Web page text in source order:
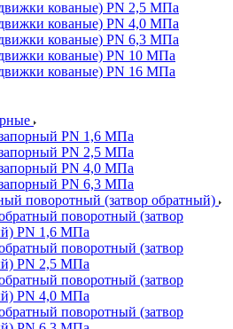
кованые) PN 2,5 МПа
кованые) PN 4,0 МПа
кованые) PN 6,3 МПа
кованые) PN 10 МПа
кованые) PN 16 МПа
PN 1,6 МПа
PN 2,5 МПа
PN 4,0 МПа
PN 6,3 МПа
поворотный (затвор обратный)
поворотный (затвор
PN 1,6 МПа
поворотный (затвор
PN 2,5 МПа
поворотный (затвор
PN 4,0 МПа
поворотный (затвор